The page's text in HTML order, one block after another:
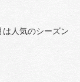
は人気のシーズン